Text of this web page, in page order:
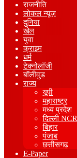
राजनीति
लोकल न्यूज़
दुनिया
खेल
युवा
क्राइम
धर्म
टेक्नोलॉजी
बॉलीवुड
राज्य
यूपी
महाराष्ट्र
मध्य प्रदेश
दिल्ली NCR
बिहार
पंजाब
छत्तीसगढ़
E-Paper